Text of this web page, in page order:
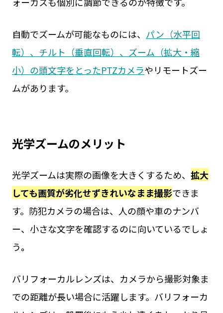
自動でズームが可能なものには、 パン（水平回
転）、チルト（垂直回転）、ズーム（拡大・縮
小）の頭文字をとったPTZカメラやリモートズー
ムがあります。
光学ズームのメリット
光学ズームは実際の画像を大きくするため、 拡大
しても画質が劣化せずきれいなまま撮影できま
す。防犯カメラの場合は、人の顔や車のナンバ
ー、小さな文字を確認するのに向いているでしょ
う。
バリフォーカルレンズは、カメラから撮影対象ま
での距離が長い場合に活躍します。バリフォーカ